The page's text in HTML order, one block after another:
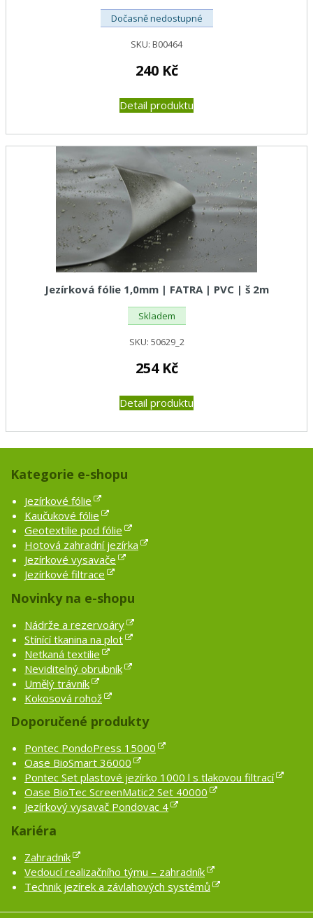
Dočasně nedostupné
SKU: B00464
240 Kč
Detail produktu
Jezírková fólie 1,0mm | FATRA | PVC | š 2m
Skladem
SKU: 50629_2
254 Kč
Detail produktu
Kategorie e-shopu
Jezírkové fólie
Kaučukové fólie
Geotextilie pod fólie
Hotová zahradní jezírka
Jezírkové vysavače
Jezírkové filtrace
Novinky na e-shopu
Nádrže a rezervoáry
Stínící tkanina na plot
Netkaná textilie
Neviditelný obrubník
Umělý trávník
Kokosová rohož
Doporučené produkty
Pontec PondoPress 15000
Oase BioSmart 36000
Pontec Set plastové jezírko 1000 l s tlakovou filtrací
Oase BioTec ScreenMatic2 Set 40000
Jezírkový vysavač Pondovac 4
Kariéra
Zahradník
Vedoucí realizačního týmu – zahradník
Technik jezírek a závlahových systémů